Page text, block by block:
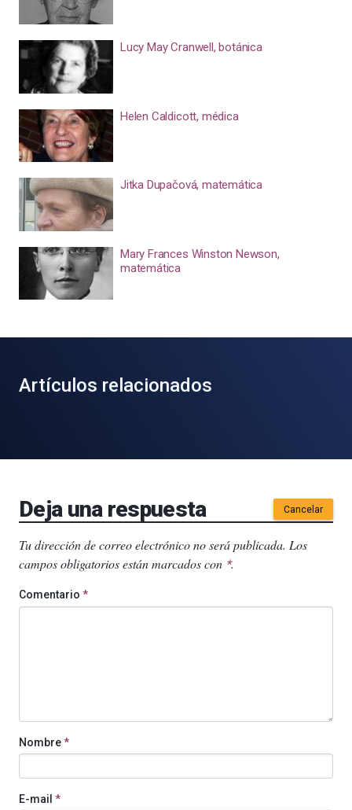
Lucy May Cranwell, botánica
Helen Caldicott, médica
Jitka Dupačová, matemática
Mary Frances Winston Newson,
matemática
Artículos relacionados
Deja una respuesta Cancelar
Tu dirección de correo electrónico no será publicada. Los
campos obligatorios están marcados con *.
Comentario *
Nombre*
E-mail *